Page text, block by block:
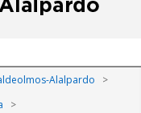
Alalpardo
>
>